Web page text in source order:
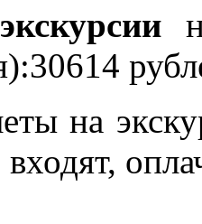
на
входят,